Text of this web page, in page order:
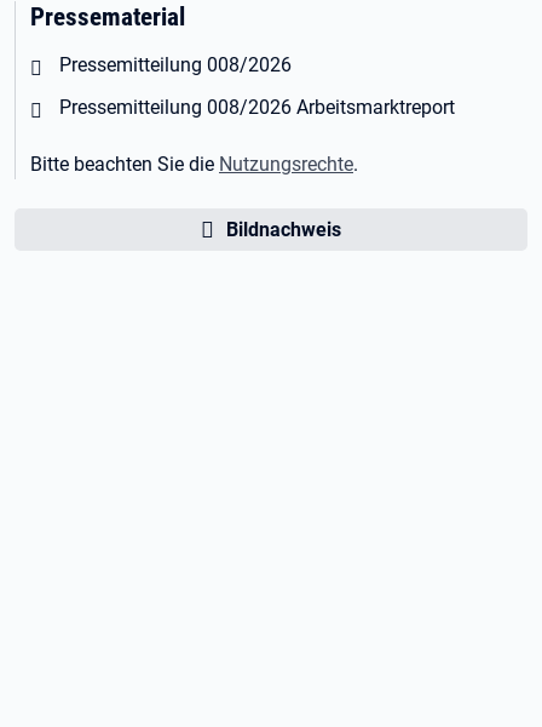
Pressematerial
Öffnet in neuem Tab
Pressemitteilung 008/2026
Öffnet in neuem Tab
Pressemitteilung 008/2026 Arbeitsmarktreport
Bitte beachten Sie die Nutzungsrechte.
Bildnachweis